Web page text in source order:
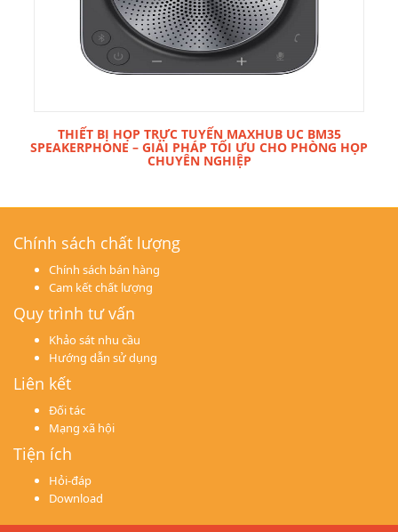
THIẾT BỊ HỌP TRỰC TUYẾN MAXHUB UC BM35
SPEAKERPHONE – GIẢI PHÁP TỐI ƯU CHO PHÒNG HỌP
CHUYÊN NGHIỆP
Chính sách chất lượng
Chính sách bán hàng
Cam kết chất lượng
Quy trình tư vấn
Khảo sát nhu cầu
Hướng dẫn sử dụng
Liên kết
Đối tác
Mạng xã hội
Tiện ích
Hỏi-đáp
Download